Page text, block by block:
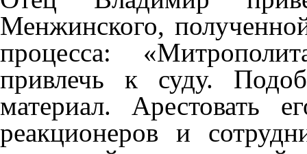
Менжинского,
процесса:
привлечь к суду.
материал. Арестовать
реакционеров и